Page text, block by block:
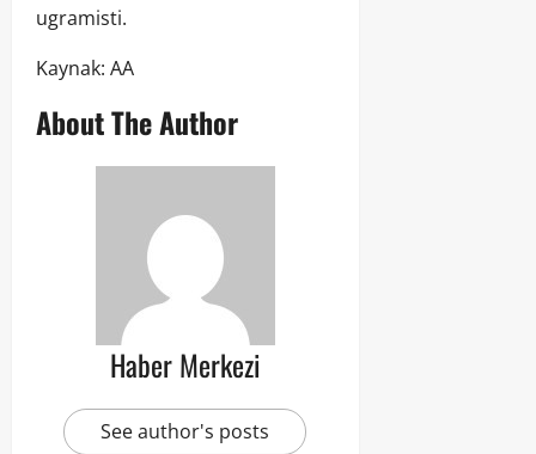
ugramisti.
Kaynak: AA
About The Author
Haber Merkezi
See author's posts